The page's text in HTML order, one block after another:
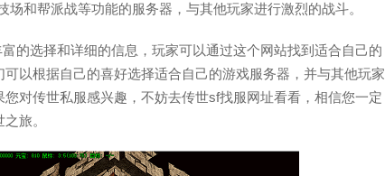
和帮派战等功能的服务器，与其他玩家进行激烈的战斗。
的选择和详细的信息，玩家可以通过这个网站找到适合自己的
以根据自己的喜好选择适合自己的游戏服务器，并与其他玩家
对传世私服感兴趣，不妨去传世sf找服网址看看，相信您一定
旅。